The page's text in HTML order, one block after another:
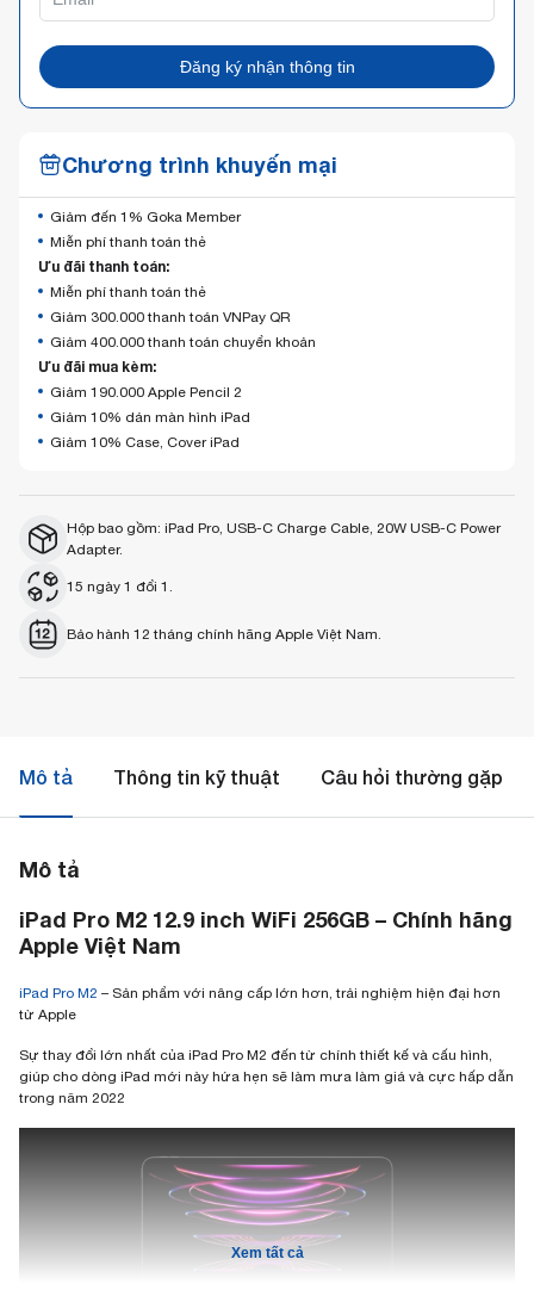
Đăng ký nhận thông tin
Chương trình khuyến mại
Giảm đến 1% Goka Member
Miễn phí thanh toán thẻ
Ưu đãi thanh toán:
Miễn phí thanh toán thẻ
Giảm 300.000 thanh toán VNPay QR
Giảm 400.000 thanh toán chuyển khoản
Ưu đãi mua kèm:
Giảm 190.000 Apple Pencil 2
Giảm 10% dán màn hình iPad
Giảm 10% Case, Cover iPad
Hộp bao gồm: iPad Pro, USB-C Charge Cable, 20W USB-C Power
Adapter.
15 ngày 1 đổi 1.
Bảo hành 12 tháng chính hãng Apple Việt Nam.
Mô tả Thông tin kỹ thuật Câu hỏi thường gặp
Mô tả
iPad Pro M2 12.9 inch WiFi 256GB – Chính hãng
Apple Việt Nam
iPad Pro M2 – Sản phẩm với nâng cấp lớn hơn, trải nghiệm hiện đại hơn
từ Apple
Sự thay đổi lớn nhất của iPad Pro M2 đến từ chính thiết kế và cấu hình,
giúp cho dòng iPad mới này hứa hẹn sẽ làm mưa làm giá và cực hấp dẫn
trong năm 2022
Xem tất cả